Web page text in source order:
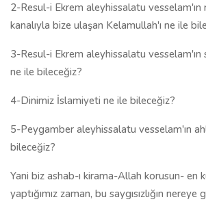
2-Resul-i Ekrem aleyhissalatu vesselam'ın
kanalıyla bize ulaşan Kelamullah'ı ne ile
3-Resul-i Ekrem aleyhissalatu vesselam'ın
ne ile bileceğiz?
4-Dinimiz İslamiyeti ne ile bileceğiz?
5-Peygamber aleyhissalatu vesselam'ın
bileceğiz?
Yani biz ashab-ı kirama-Allah korusun- en
yaptığımız zaman, bu saygısızlığın